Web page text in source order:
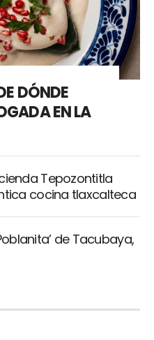
DÓNDE
EN LA
Tepozontitla
cocina tlaxcalteca
de Tacubaya,